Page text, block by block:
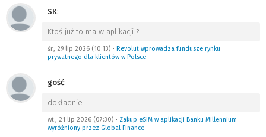
SK:
Ktoś już to ma w aplikacji ? …
śr., 29 lip 2026 (10:13) • Revolut wprowadza fundusze rynku
prywatnego dla klientów w Polsce
gość:
dokładnie …
wt., 21 lip 2026 (07:30) • Zakup eSIM w aplikacji Banku Millennium
wyróżniony przez Global Finance